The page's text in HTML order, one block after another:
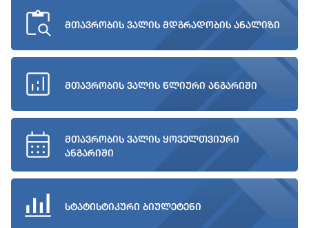
მთავრობის ვალის მდგრადობის ანალიზი
მთავრობის ვალის წლიური ანგარიში
მთავრობის ვალის ყოველთვიური
ანგარიში
სტატისტიკური ბიულეტენი